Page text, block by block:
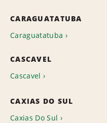
CARAGUATATUBA
Caraguatatuba
CASCAVEL
Cascavel
CAXIAS DO SUL
Caxias Do Sul